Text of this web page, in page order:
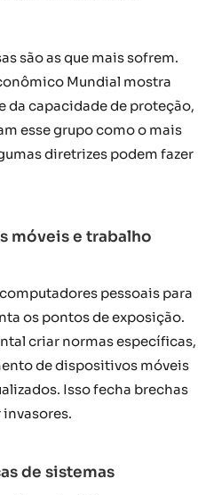
são as que mais sofrem.
Mundial mostra
da capacidade de proteção,
esse grupo como o mais
diretrizes podem fazer
móveis e trabalho
pessoais para
os pontos de exposição.
criar normas específicas,
de dispositivos móveis
Isso fecha brechas
de sistemas